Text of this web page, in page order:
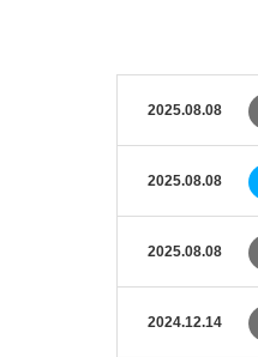
2025.08.08
2025.08.08
2025.08.08
2024.12.14